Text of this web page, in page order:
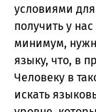
условиями
получить у
минимум,
языку, что, в
Человеку в
искать